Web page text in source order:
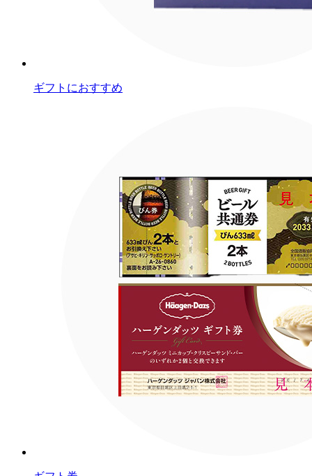
ギフトにおすすめ